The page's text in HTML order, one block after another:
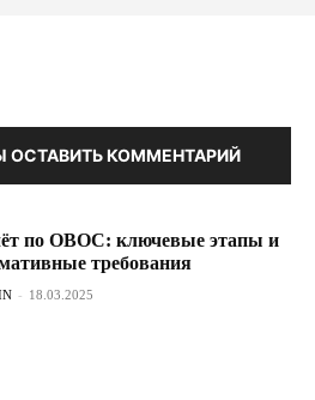
ОСТАВИТЬ КОММЕНТАРИЙ
по ОВОС: ключевые этапы и
требования
- 18.03.2025